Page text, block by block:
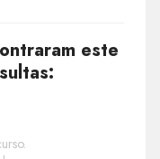
este